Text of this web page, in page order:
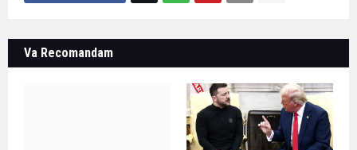
Va Recomandam